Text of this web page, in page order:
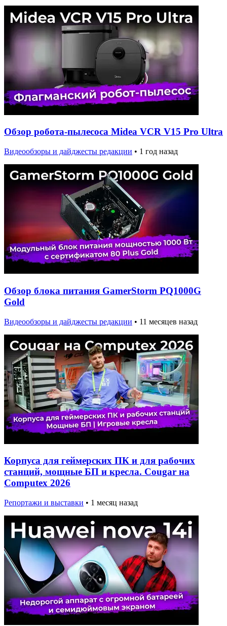
Обзор робота-пылесоса Midea VCR V15 Pro Ultra
Видеообзоры и дайджесты редакции • 1 год назад
Обзор блока питания GamerStorm PQ1000G
Gold
Видеообзоры и дайджесты редакции • 11 месяцев назад
Корпуса для геймерских ПК и для рабочих
станций, мощные БП и кресла. Cougar на
Computex 2026
Репортажи и выставки • 1 месяц назад